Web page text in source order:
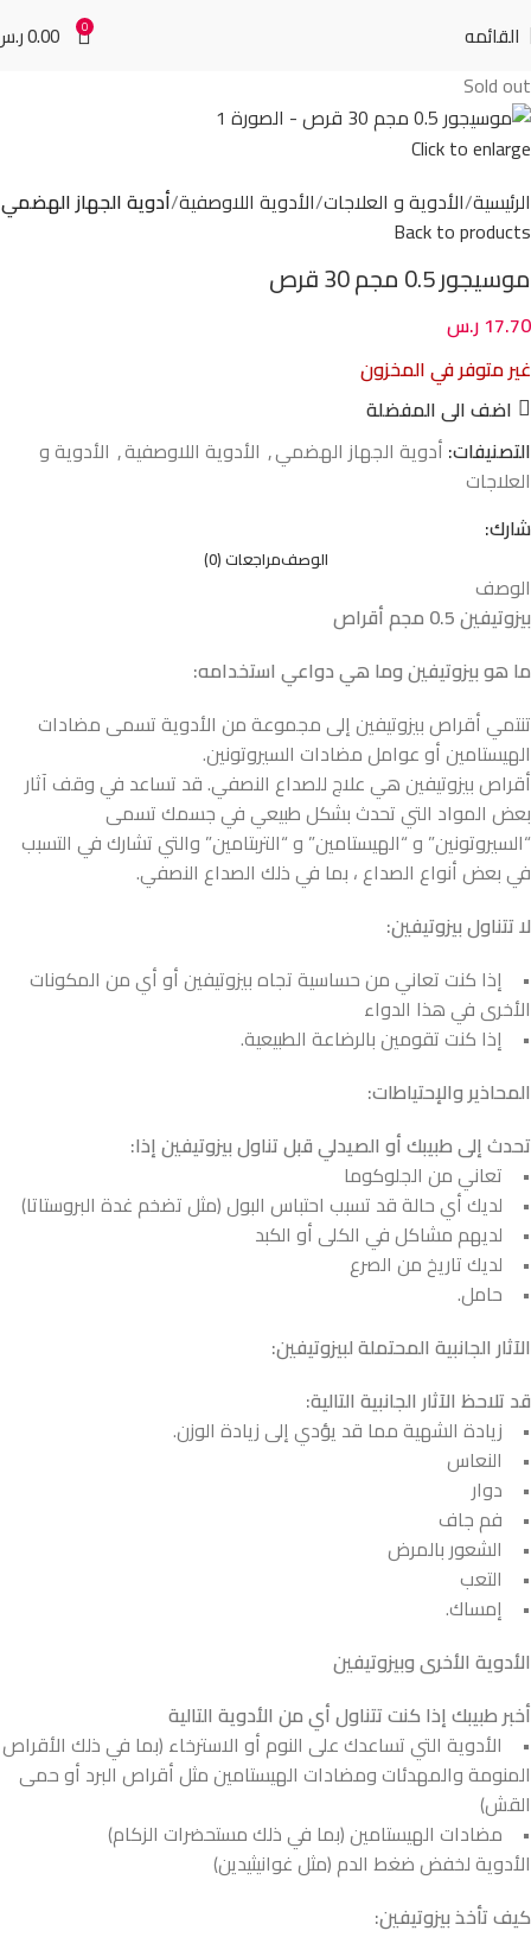
القائمه 0
0.00
Sold out
Click to enlarge
الرئيسية الأدوية و العلاجات الأدوية اللاوصفية أدوية الجهاز الهضمي
Back to products
موسيجور 0.5 مجم 30 قرص
17.70 ر.س
غير متوفر في المخزون
اضف الى المفضلة
التصنيفات: أدوية الجهاز الهضمي, الأدوية اللاوصفية, الأدوية و
العلاجات
شارك:
الوصفمراجعات (0)
الوصف
بيزوتيفين 0.5 مجم أقراص
ما هو بيزوتيفين وما هي دواعي استخدامه:
تنتمي أقراص بيزوتيفين إلى مجموعة من الأدوية تسمى مضادات
الهيستامين أو عوامل مضادات السيروتونين.
أقراص بيزوتيفين هي علاج للصداع النصفي. قد تساعد في وقف آثار
بعض المواد التي تحدث بشكل طبيعي في جسمك تسمى
“السيروتونين” و “الهيستامين” و “التربتامين” والتي تشارك في التسبب
في بعض أنواع الصداع ، بما في ذلك الصداع النصفي.
لا تتناول بيزوتيفين:
• إذا كنت تعاني من حساسية تجاه بيزوتيفين أو أي من المكونات
الأخرى في هذا الدواء
• إذا كنت تقومين بالرضاعة الطبيعية.
المحاذير والإحتياطات:
تحدث إلى طبيبك أو الصيدلي قبل تناول بيزوتيفين إذا:
• تعاني من الجلوكوما
• لديك أي حالة قد تسبب احتباس البول (مثل تضخم غدة البروستاتا)
• لديهم مشاكل في الكلى أو الكبد
• لديك تاريخ من الصرع
• حامل.
الآثار الجانبية المحتملة لبيزوتيفين:
قد تلاحظ الآثار الجانبية التالية:
• زيادة الشهية مما قد يؤدي إلى زيادة الوزن.
• النعاس
• دوار
• فم جاف
• الشعور بالمرض
• التعب
• إمساك.
الأدوية الأخرى وبيزوتيفين
أخبر طبيبك إذا كنت تتناول أي من الأدوية التالية
• الأدوية التي تساعدك على النوم أو الاسترخاء (بما في ذلك الأقراص
المنومة والمهدئات ومضادات الهيستامين مثل أقراص البرد أو حمى
القش)
• مضادات الهيستامين (بما في ذلك مستحضرات الزكام)
الأدوية لخفض ضغط الدم (مثل غوانيثيدين)
كيف تأخذ بيزوتيفين: